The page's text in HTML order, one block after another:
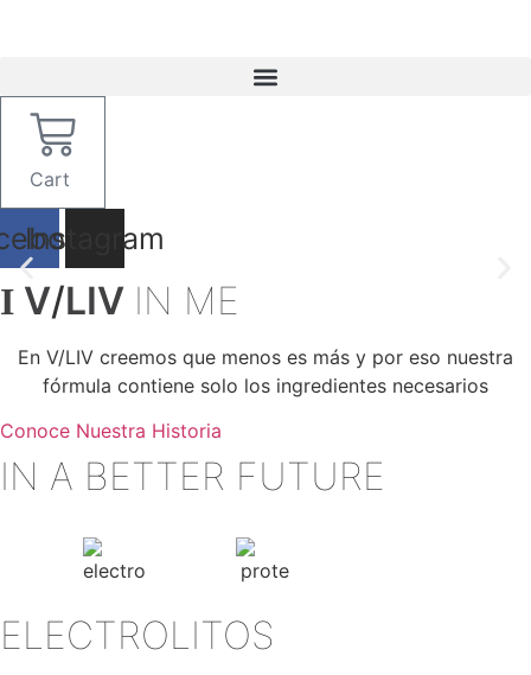
Cart
Instagram
I V/LIV IN ME
En V/LIV creemos que menos es más y por eso nuestra
fórmula contiene solo los ingredientes necesarios
Conoce Nuestra Historia
IN A BETTER FUTURE
ELECTROLITOS